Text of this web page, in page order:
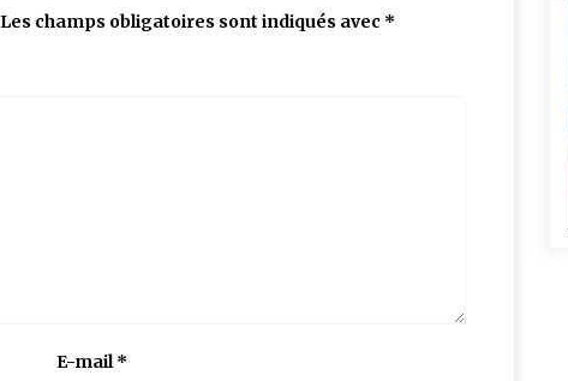
Les champs obligatoires sont indiqués avec *
E-mail*